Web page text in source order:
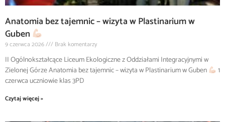
Anatomia bez tajemnic – wizyta w Plastinarium w
Guben
9 czerwca 2026 Brak komentarzy
II Ogólnokształcące Liceum Ekologiczne z Oddziałami Integracyjnymi w
Zielonej Górze Anatomia bez tajemnic – wizyta w Plastinarium w Guben
1
czerwca uczniowie klas 3PD
Czytaj więcej »